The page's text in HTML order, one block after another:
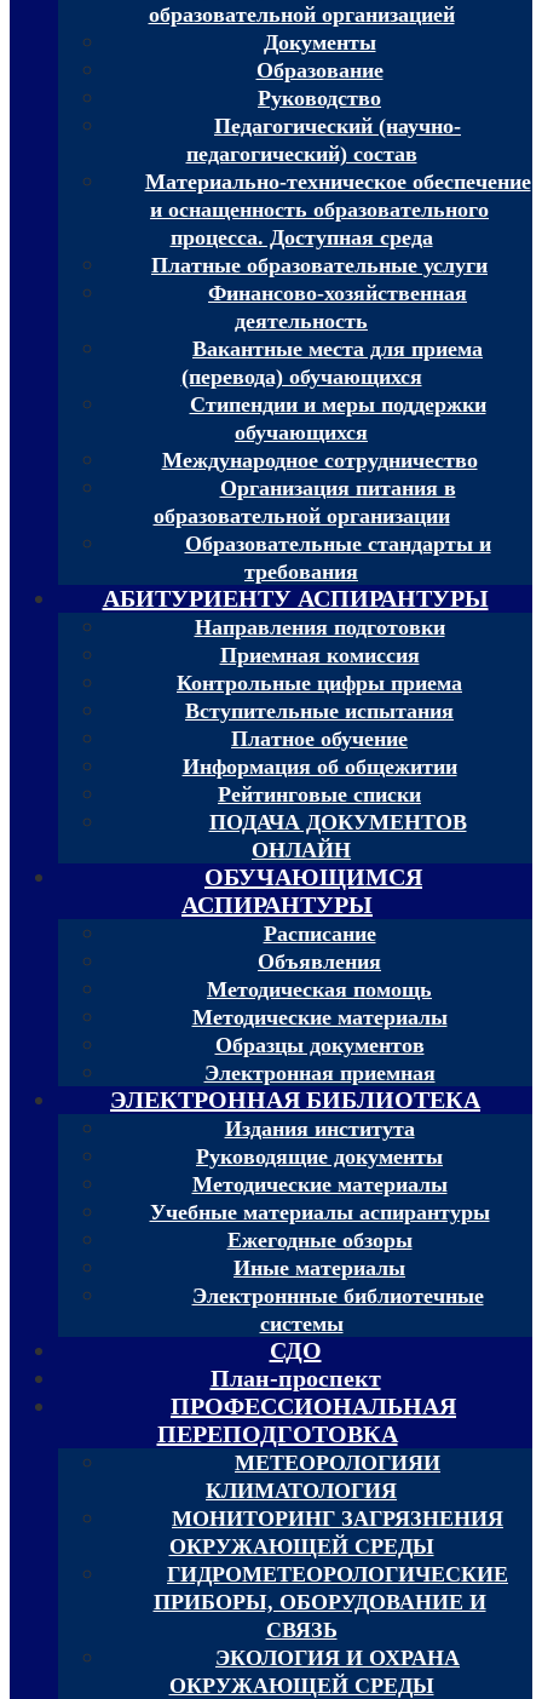
образовательной организацией
Документы
Образование
Руководство
Педагогический (научно-
педагогический) состав
Материально-техническое обеспечение
и оснащенность образовательного
процесса. Доступная среда
Платные образовательные услуги
Финансово-хозяйственная
деятельность
Вакантные места для приема
(перевода) обучающихся
Стипендии и меры поддержки
обучающихся
Международное сотрудничество
Организация питания в
образовательной организации
Образовательные стандарты и
требования
АБИТУРИЕНТУ АСПИРАНТУРЫ
Направления подготовки
Приемная комиссия
Контрольные цифры приема
Вступительные испытания
Платное обучение
Информация об общежитии
Рейтинговые списки
ПОДАЧА ДОКУМЕНТОВ
ОНЛАЙН
ОБУЧАЮЩИМСЯ
АСПИРАНТУРЫ
Расписание
Объявления
Методическая помощь
Методические материалы
Образцы документов
Электронная приемная
ЭЛЕКТРОННАЯ БИБЛИОТЕКА
Издания института
Руководящие документы
Методические материалы
Учебные материалы аспирантуры
Ежегодные обзоры
Иные материалы
Электроннные библиотечные
системы
СДО
План-проспект
ПРОФЕССИОНАЛЬНАЯ
ПЕРЕПОДГОТОВКА
МЕТЕОРОЛОГИЯИ
КЛИМАТОЛОГИЯ
МОНИТОРИНГ ЗАГРЯЗНЕНИЯ
ОКРУЖАЮЩЕЙ СРЕДЫ
ГИДРОМЕТЕОРОЛОГИЧЕСКИЕ
ПРИБОРЫ, ОБОРУДОВАНИЕ И
СВЯЗЬ
ЭКОЛОГИЯ И ОХРАНА
ОКРУЖАЮЩЕЙ СРЕДЫ